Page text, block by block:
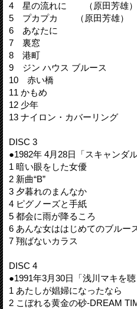
4 星の流れに （原田芳雄）
5 プカプカ （原田芳雄）
6 あなたに
7 裏窓
8 港町
9 ジン ハウス ブルース
10 赤い橋
11 かもめ
12 少年
13 ナイロン・カバーリング
DISC 3
●1982年 4月28日「スキャンダ
1 暗い眼をした女優
2 新曲“B”
3 夕暮れのまんなか
4 ピグノーズと手紙
5 都会に雨が降るころ
6 あんな女ははじめてのブルー
7 翔ばないカラス
DISC 4
●1991年3月30日「浅川マキを
1 あたしが娼婦になったなら
2 こぼれる黄金の砂-DREAM